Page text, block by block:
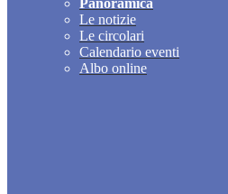
Panoramica
Le notizie
Le circolari
Calendario eventi
Albo online